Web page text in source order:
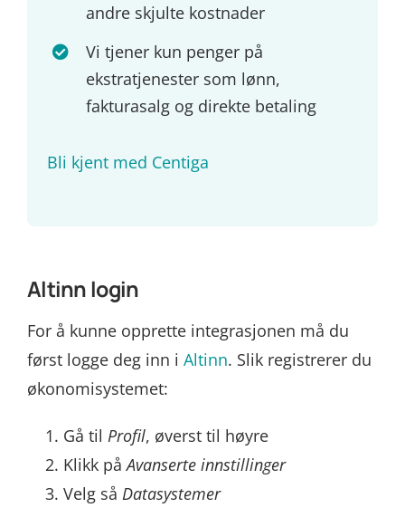
andre skjulte kostnader
Vi tjener kun penger på
ekstratjenester som lønn,
fakturasalg og direkte betaling
Bli kjent med Centiga
Altinn login
For å kunne opprette integrasjonen må du
først logge deg inn i Altinn. Slik registrerer du
økonomisystemet:
Gå til Profil, øverst til høyre
Klikk påAvanserte innstillinger
Velg så Datasystemer